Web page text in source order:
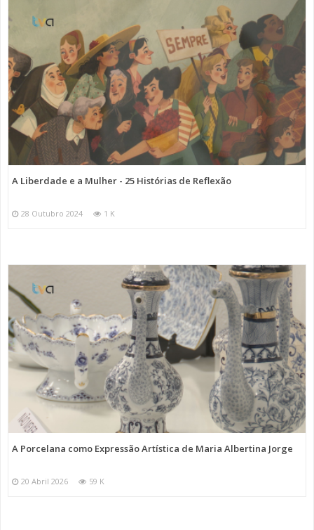
A Liberdade e a Mulher - 25 Histórias de Reflexão
28 Outubro 2024 1 K
A Porcelana como Expressão Artística de Maria Albertina Jorge
20 Abril 2026 59 K